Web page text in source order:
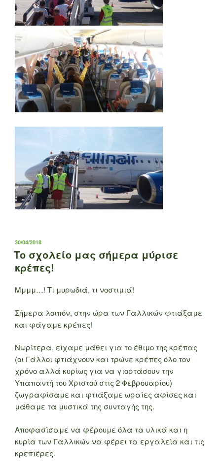
ΔΗΜΟΣΙΕΎΤΗΚΕ
ΣΤΙΣ
30/04/2018
Το σχολείο μας σήμερα μύρισε
κρέπες!
Μμμμ…! Τι μυρωδιά, τι νοστιμιά!
Σήμερα λοιπόν, στην ώρα των Γαλλικών φτιάξαμε
και φάγαμε κρέπες!
Νωρίτερα, είχαμε μάθει για το έθιμο της κρέπας
(οι Γάλλοι φτιάχνουν και τρώνε κρέπες όλο τον
χρόνο αλλά κυρίως για να γιορτάσουν την
Υπαπαντή του Χριστού στις 2 Φεβρουαρίου)
ζωγραφίσαμε και φτιάξαμε ωραίες αφίσες και
μάθαμε τα μυστικά της συνταγής της.
Αποφασίσαμε να φέρουμε όλα τα υλικά και η
κυρία των Γαλλικών να φέρει τα εργαλεία και τις
κρεπιέρες.